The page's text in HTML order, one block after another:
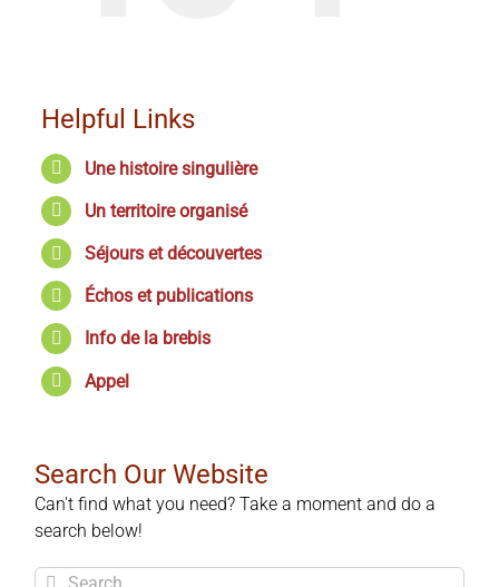
Helpful Links
Une histoire singulière
Un territoire organisé
Séjours et découvertes
Échos et publications
Info de la brebis
Appel
Search Our Website
Can't find what you need? Take a moment and do a
search below!
Search